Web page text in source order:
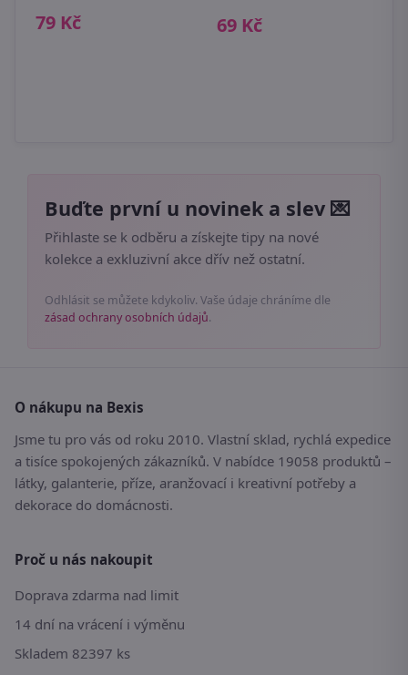
79 Kč 69 Kč
Buďte první u novinek a slev 💌
Přihlaste se k odběru a získejte tipy na nové
kolekce a exkluzivní akce dřív než ostatní.
Odhlásit se můžete kdykoliv. Vaše údaje chráníme dle
zásad ochrany osobních údajů.
O nákupu na Bexis
Jsme tu pro vás od roku 2010. Vlastní sklad, rychlá expedice
a tisíce spokojených zákazníků. V nabídce 19058 produktů –
látky, galanterie, příze, aranžovací i kreativní potřeby a
dekorace do domácnosti.
Proč u nás nakoupit
Doprava zdarma nad limit
14 dní na vrácení i výměnu
Skladem 82397 ks